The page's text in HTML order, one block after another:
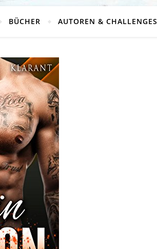
BÜCHER AUTOREN & CHALLENGES